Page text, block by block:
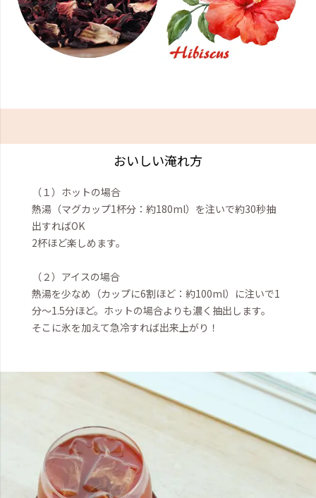
おいしい淹れ方
（１）ホットの場合
熱湯（マグカップ1杯分：約180ml）を注いで約30秒抽
出すればOK
2杯ほど楽しめます。
（２）アイスの場合
熱湯を少なめ（カップに6割ほど：約100ml）に注いで1
分～1.5分ほど。ホットの場合よりも濃く抽出します。
そこに氷を加えて急冷すれば出来上がり！